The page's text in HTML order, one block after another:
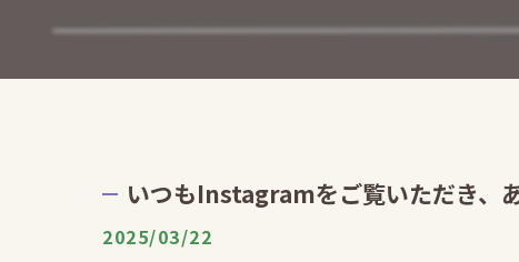
いつもInstagramをご覧いただき、
2025/03/22